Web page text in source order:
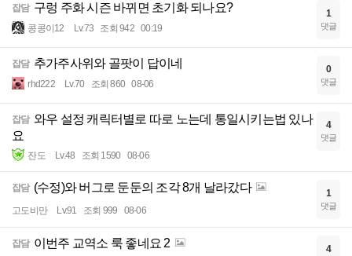
잡담 구렁 주화 시즌 바뀌면 초기화 되나요?
콩콩이12 Lv.73 조회 942 00:19
1
댓글
잡담 추가주사위와 골팟이 답이네
rhd222 Lv.70 조회 860 08-06
0
댓글
잡담 와우 설정 캐릭터별로 따로 노는데 통일시키는법 있나
요
잔도 Lv.48 조회 1590 08-06
4
댓글
잡담 (수정)와 버그로 둔둔의 조각 8개 날라갔다
고도비만 Lv.91 조회 999 08-06
1
댓글
잡담 이번주 교역소 룩 좋네요 2 4